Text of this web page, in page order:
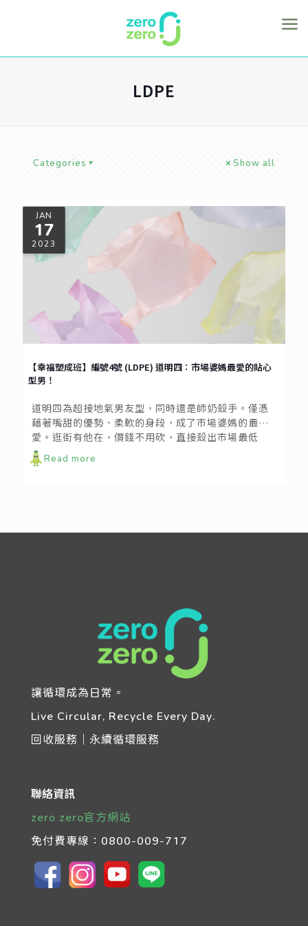
LDPE
Categories Show all
JAN
17
2023
【幸福塑成班】編號4號 (LDPE) 道明四：市場婆媽最愛的貼心
型男！
道明四為超接地氣男友型，同時還是師奶殺手。僅憑
藉著嘴甜的優勢、柔軟的身段，成了市場婆媽的最
愛。逛街有他在，價錢不用砍，直接殺出市場最低
價。更重要的是，要買菜說走就走，各種塑膠袋隨身
攜帶，提的大包小包全當舉重。
Read more
讓循環成為日常。
Live Circular, Recycle Every Day.
回收服務｜永續循環服務
聯絡資訊
zero zero官方網站
免付費專線： 0800-009-717